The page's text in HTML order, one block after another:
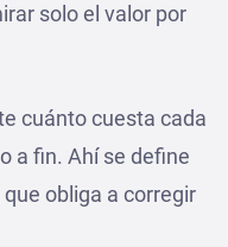
solo el valor por
cuánto cuesta cada
a fin. Ahí se define
obliga a corregir